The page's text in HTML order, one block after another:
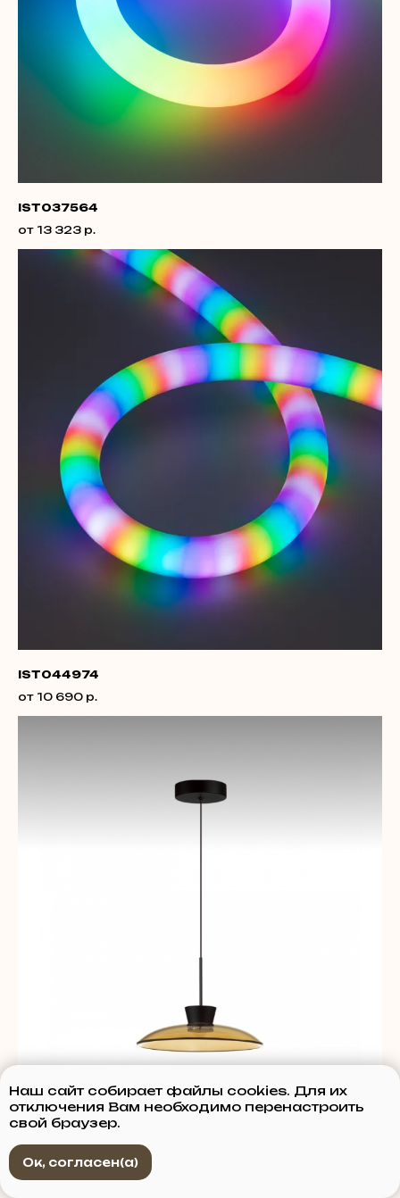
IST037564
от 13 323 р.
IST044974
от 10 690 р.
от 14 570 р.
Наш сайт собирает файлы cookies. Для их
отключения Вам необходимо перенастроить
свой браузер.
Ок, согласен(а)